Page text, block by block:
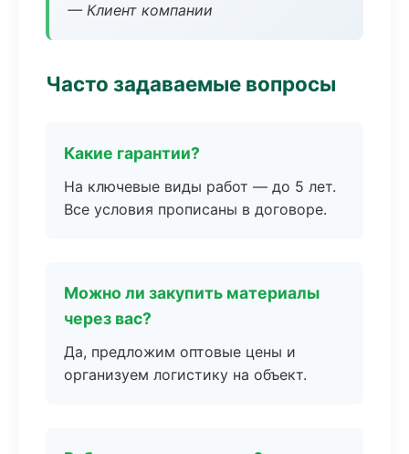
— Клиент компании
Часто задаваемые вопросы
Какие гарантии?
На ключевые виды работ — до 5 лет.
Все условия прописаны в договоре.
Можно ли закупить материалы
через вас?
Да, предложим оптовые цены и
организуем логистику на объект.